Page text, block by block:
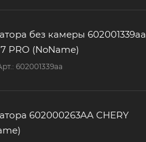
без камеры 602001339aa
PRO (NoName)
602001339aa
602000263AA CHERY